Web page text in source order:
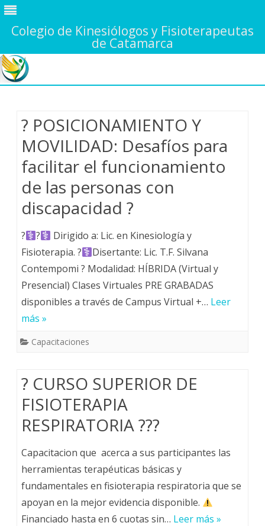
Colegio de Kinesiólogos y Fisioterapeutas
de Catamarca
? POSICIONAMIENTO Y
MOVILIDAD: Desafíos para
facilitar el funcionamiento
de las personas con
discapacidad ?
?‍ ?‍
Dirigido a: Lic. en Kinesiología y
Fisioterapia. ?‍
Disertante: Lic. T.F. Silvana
Contempomi ? Modalidad: HÍBRIDA (Virtual y
Presencial) Clases Virtuales PRE GRABADAS
disponibles a través de Campus Virtual +… Leer
más »
Capacitaciones
? CURSO SUPERIOR DE
FISIOTERAPIA
RESPIRATORIA ???
Capacitacion que acerca a sus participantes las
herramientas terapéuticas básicas y
fundamentales en fisioterapia respiratoria que se
apoyan en la mejor evidencia disponible.
Financiado hasta en 6 cuotas sin… Leer más »